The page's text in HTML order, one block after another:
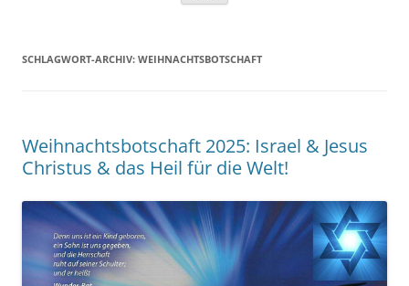
SCHLAGWORT-ARCHIV: WEIHNACHTSBOTSCHAFT
Weihnachtsbotschaft 2025: Israel & Jesus
Christus & das Heil für die Welt!